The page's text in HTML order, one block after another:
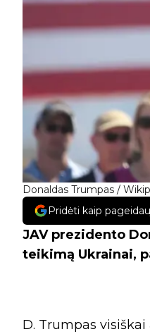
Donaldas Trumpas /
Pridėti kaip
JAV prezidento
teikimą Ukrainai,
D. Trumpas